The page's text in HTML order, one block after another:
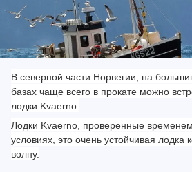
В северной части Норвегии, на
базах чаще всего в прокате можно
лодки Kvaerno.
Лодки Kvaerno, проверенные
условиях, это очень устойчивая лодка
волну.